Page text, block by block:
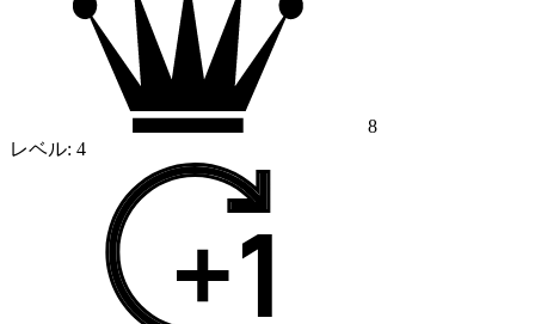
8
レベル: 4